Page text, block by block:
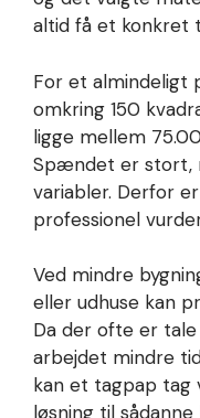
altid få et konkret
For et almindeligt
omkring 150
ligge mellem
Spændet er stort,
variabler. Derfor
professionel
Ved mindre
eller udhuse kan
Da der ofte er
arbejdet mindre
kan et tagpap
løsning til sådanne